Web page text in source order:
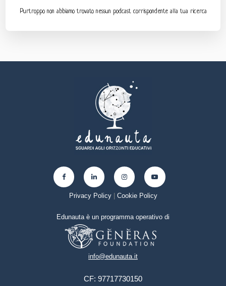
Purtroppo non abbiamo trovato nessun podcast corrispondente alla tua ricerca
Privacy Policy| Cookie Policy
Edunauta è un programma operativo di
info@edunauta.it
CF: 97717730150